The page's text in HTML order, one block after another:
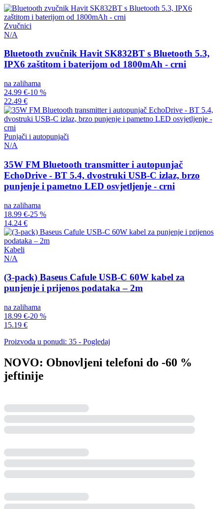
Zvučnici
N/A
Bluetooth zvučnik Havit SK832BT s Bluetooth 5.3,
IPX6 zaštitom i baterijom od 1800mAh - crni
na zalihama
24.99 €-10 %
22.49 €
Punjači i autopunjači
N/A
35W FM Bluetooth transmitter i autopunjač
EchoDrive - BT 5.4, dvostruki USB-C izlaz, brzo
punjenje i pametno LED osvjetljenje - crni
na zalihama
18.99 €-25 %
14.24 €
Kabeli
N/A
(3-pack) Baseus Cafule USB-C 60W kabel za
punjenje i prijenos podataka – 2m
na zalihama
18.99 €-20 %
15.19 €
Proizvoda u ponudi: 35 - Pogledaj
NOVO: Obnovljeni telefoni do -60 %
jeftinije